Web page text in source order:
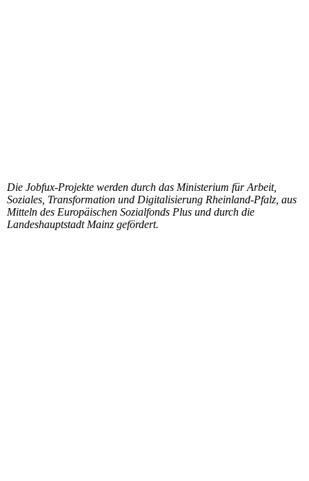
Die Jobfux-Projekte werden durch das Ministerium für Arbeit,
Soziales, Transformation und Digitalisierung Rheinland-Pfalz, aus
Mitteln des Europäischen Sozialfonds Plus und durch die
Landeshauptstadt Mainz gefördert.